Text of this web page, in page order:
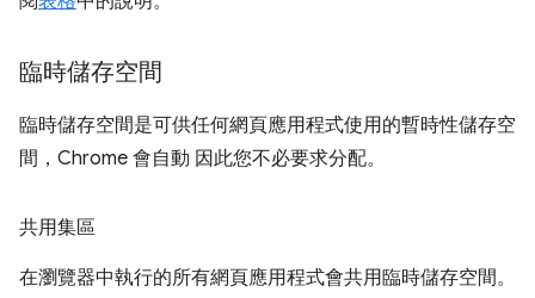
臨時儲存空間
臨時儲存空間是可供任何網頁應用程式使用的暫時性儲存空
間，Chrome 會自動 因此您不必要求分配。
共用集區
在瀏覽器中執行的所有網頁應用程式會共用臨時儲存空間。